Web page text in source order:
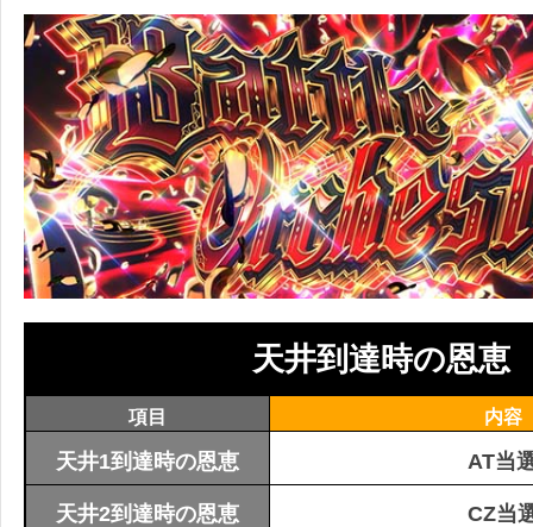
天井到達時の恩恵
項目 内容
天井1到達時の恩恵 AT当
天井2到達時の恩恵 CZ当